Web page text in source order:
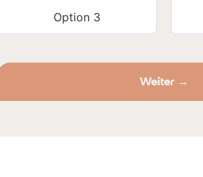
Option 3
Weiter →